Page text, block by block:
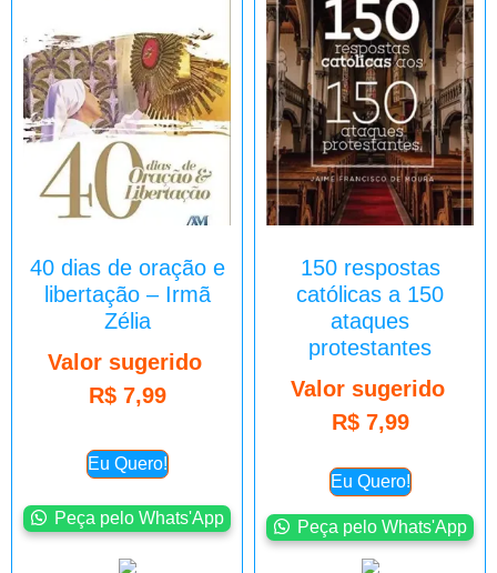
40 dias de oração e
libertação – Irmã
Zélia
Valor sugerido
R$7,99
Eu Quero!
Peça pelo Whats'App
150 respostas
católicas a 150
ataques
protestantes
Valor sugerido
R$7,99
Eu Quero!
Peça pelo Whats'App